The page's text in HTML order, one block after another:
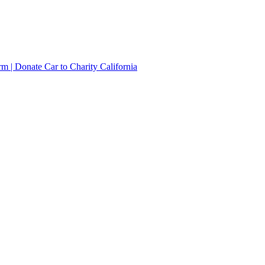
| Donate Car to Charity California